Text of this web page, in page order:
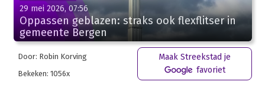
29 mei 2026, 07:56
Oppassen geblazen: straks ook flexflitser in
gemeente Bergen
Door: Robin Korving
Bekeken: 1056x
Maak Streekstad je
favoriet